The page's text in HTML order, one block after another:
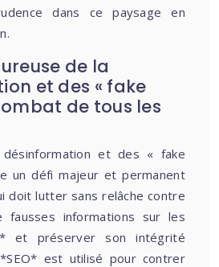
dans ce paysage en
de la
et des « fake
de tous les
et des « fake
un défi majeur et permanent
doit lutter sans relâche contre
fausses informations sur les
et préserver son intégrité
est utilisé pour contrer